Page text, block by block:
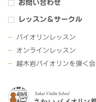
お問い合わせ
レッスン＆サークル
バイオリンレッスン
オンラインレッスン
越木岩バイオリンを弾く会